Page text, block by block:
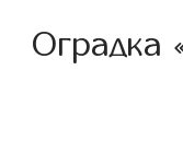
Оградка